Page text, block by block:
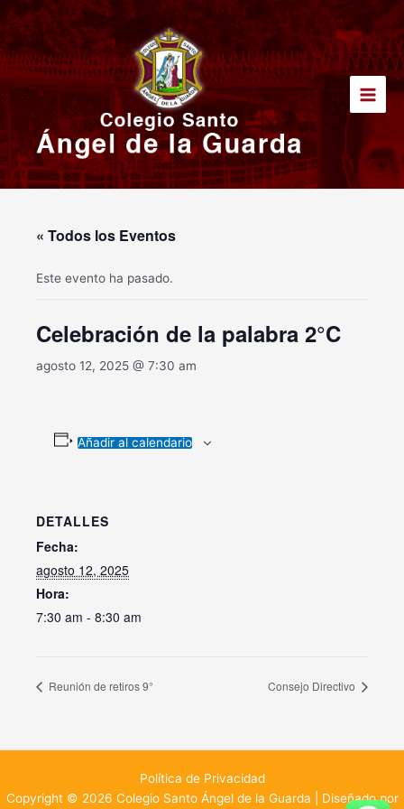
al
contenido
Main
« Todos los Eventos
Este evento ha pasado.
Celebración de la palabra 2°C
agosto 12, 2025 @ 7:30 am
Añadir al calendario
DETALLES
Fecha:
agosto 12, 2025
Hora:
7:30 am - 8:30 am
Reunión de retiros 9° Consejo Directivo
Política de Privacidad
Copyright © 2026 Colegio Santo Ángel de la Guarda | Diseñado por